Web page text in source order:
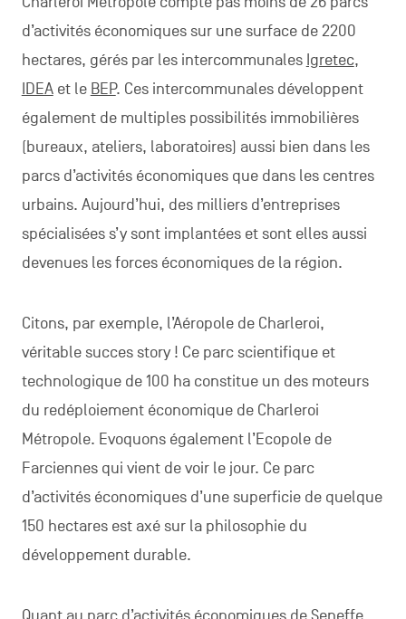
d’activités économiques sur une surface de 2200
hectares, gérés par les intercommunales Igretec,
IDEAet le BEP. Ces intercommunales développent
également de multiples possibilités immobilières
(bureaux, ateliers, laboratoires) aussi bien dans les
parcs d’activités économiques que dans les centres
urbains. Aujourd’hui, des milliers d’entreprises
spécialisées s’y sont implantées et sont elles aussi
devenues les forces économiques de la région.
Citons, par exemple, l’Aéropole de Charleroi,
véritable succes story ! Ce parc scientifique et
technologique de 100 ha constitue un des moteurs
du redéploiement économique de Charleroi
Métropole. Evoquons également l’Ecopole de
Farciennes qui vient de voir le jour. Ce parc
d’activités économiques d’une superficie de quelque
150 hectares est axé sur la philosophie du
développement durable.